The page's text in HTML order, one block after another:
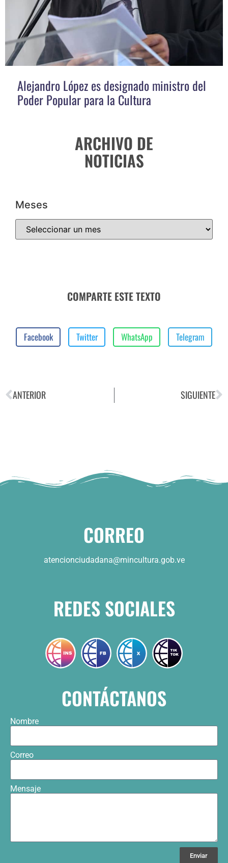
Alejandro López es designado ministro del
Poder Popular para la Cultura
ARCHIVO DE
NOTICIAS
Meses
COMPARTE ESTE TEXTO
Facebook Twitter WhatsApp Telegram
ANTERIOR SIGUIENTE
CORREO
atencionciudadana@mincultura.gob.ve
REDES SOCIALES
CONTÁCTANOS
Nombre
Correo
Mensaje
Enviar